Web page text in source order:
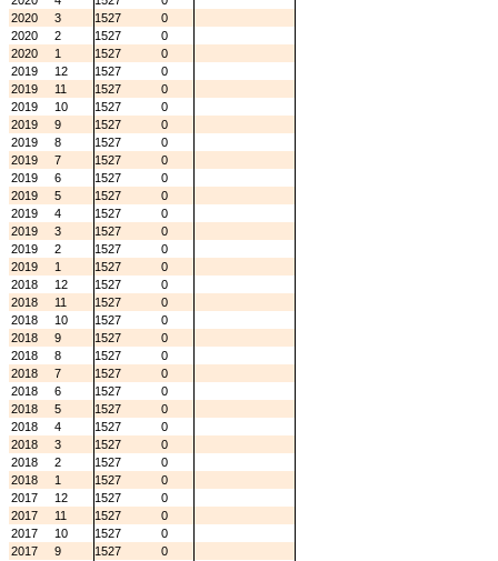
2020
3 1527
0
2020
2 1527
0
2020
1 1527
0
2019
12 1527
0
2019
11 1527
0
2019
10 1527
0
2019
9 1527
0
2019
8 1527
0
2019
7 1527
0
2019
6 1527
0
2019
5 1527
0
2019
4 1527
0
2019
3 1527
0
2019
2 1527
0
2019
1 1527
0
2018
12 1527
0
2018
11 1527
0
2018
10 1527
0
2018
9 1527
0
2018
8 1527
0
2018
7 1527
0
2018
6 1527
0
2018
5 1527
0
2018
4 1527
0
2018
3 1527
0
2018
2 1527
0
2018
1 1527
0
2017
12 1527
0
2017
11 1527
0
2017
10 1527
0
2017
9 1527
0